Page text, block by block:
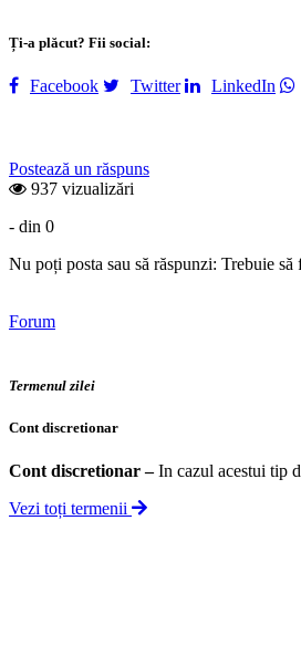
Ți-a plăcut? Fii social:
Facebook Twitter LinkedIn
Postează un răspuns
937 vizualizări
- din 0
Nu poți posta sau să răspunzi: Trebuie
Forum
Termenul zilei
Cont discretionar
Cont discretionar –In cazul acestui tip
Vezi toți termenii